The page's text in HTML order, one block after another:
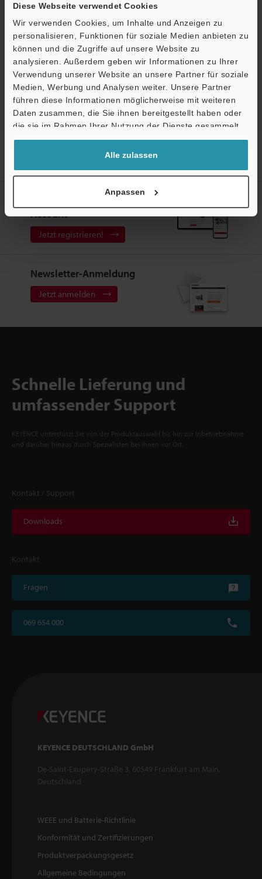
Diese Webseite verwendet Cookies
Wir verwenden Cookies, um Inhalte und Anzeigen zu
personalisieren, Funktionen für soziale Medien anbieten zu
können und die Zugriffe auf unsere Website zu
analysieren. Außerdem geben wir Informationen zu Ihrer
Verwendung unserer Website an unsere Partner für soziale
Medien, Werbung und Analysen weiter. Unsere Partner
führen diese Informationen möglicherweise mit weiteren
Daten zusammen, die Sie ihnen bereitgestellt haben oder
die sie im Rahmen Ihrer Nutzung der Dienste gesammelt
haben.
Alle zulassen
Anpassen
Datenblatt (PDF)
Handbücher
Fragen
Lichtleitersensoren
Hochgenaue Lichtleitersensoren
Modelle
Erstellen Sie Ihren KEYENCE
Account
Jetzt registrieren!
Newsletter-Anmeldung
Jetzt anmelden
Schnelle Lieferung und
umfassender Support
KEYENCE unterstützt Sie von der Produktauswahl bis hin zur Inbetriebnahme
und darüber hinaus durch Spezialisten bei Ihnen vor Ort.
Kontakt / Support
Downloads
Kontakt
Fragen
069 654 000
KEYENCE DEUTSCHLAND GmbH
De-Saint-Exupéry-Straße 3, 60549 Frankfurt am Main,
Deutschland
WEEE und Batterie-Richtlinie
Konformität und Zertifizierungen
Produktverpackungsgesetz
Allgemeine Bedingungen
Support